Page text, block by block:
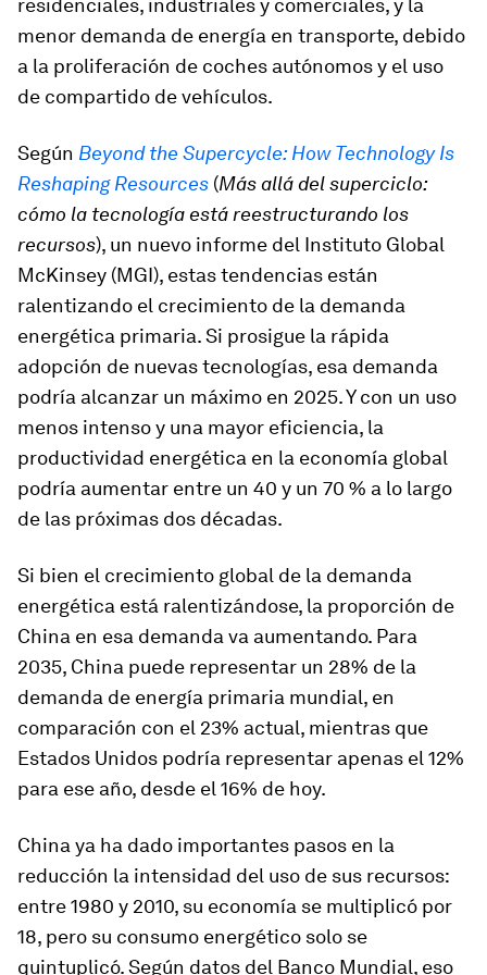
residenciales, industriales y comerciales, y la
menor demanda de energía en transporte, debido
a la proliferación de coches autónomos y el uso
de compartido de vehículos.
Según Beyond the Supercycle: How Technology Is
Reshaping Resources (Más allá del superciclo:
cómo la tecnología está reestructurando los
recursos), un nuevo informe del Instituto Global
McKinsey (MGI), estas tendencias están
ralentizando el crecimiento de la demanda
energética primaria. Si prosigue la rápida
adopción de nuevas tecnologías, esa demanda
podría alcanzar un máximo en 2025. Y con un uso
menos intenso y una mayor eficiencia, la
productividad energética en la economía global
podría aumentar entre un 40 y un 70 % a lo largo
de las próximas dos décadas.
Si bien el crecimiento global de la demanda
energética está ralentizándose, la proporción de
China en esa demanda va aumentando. Para
2035, China puede representar un 28% de la
demanda de energía primaria mundial, en
comparación con el 23% actual, mientras que
Estados Unidos podría representar apenas el 12%
para ese año, desde el 16% de hoy.
China ya ha dado importantes pasos en la
reducción la intensidad del uso de sus recursos:
entre 1980 y 2010, su economía se multiplicó por
18, pero su consumo energético solo se
quintuplicó. Según datos del Banco Mundial, eso